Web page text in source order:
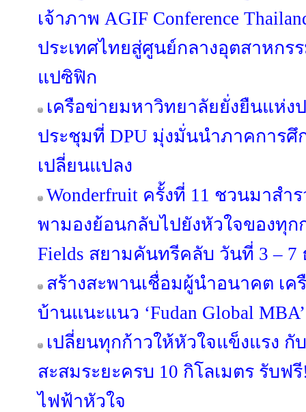
เจ้าภาพ AGIF Conference
ประเทศไทยสู่ศูนย์กลางอุตสาหกร
แปซิฟิก
เครือข่ายมหาวิทยาลัยยั่งยืนแห่ง
ประชุมที่ DPU มุ่งมั่นนำภาคการศึ
เปลี่ยนแปลง
Wonderfruit ครั้งที่ 11 ชวนมาสำ
พามองย้อนกลับไปยังหัวใจของทุก
Fields สยามคันทรีคลับ วันที่ 3 – 7
สร้างสะพานเชื่อมผู้นำอนาคต เ
บ้านแนะแนว ‘Fudan Global
เปลี่ยนทุกก้าวให้หัวใจแข็งแรง กั
สะสมระยะครบ 10 กิโลเมตร รับฟ
ไฟฟ้าหัวใจ